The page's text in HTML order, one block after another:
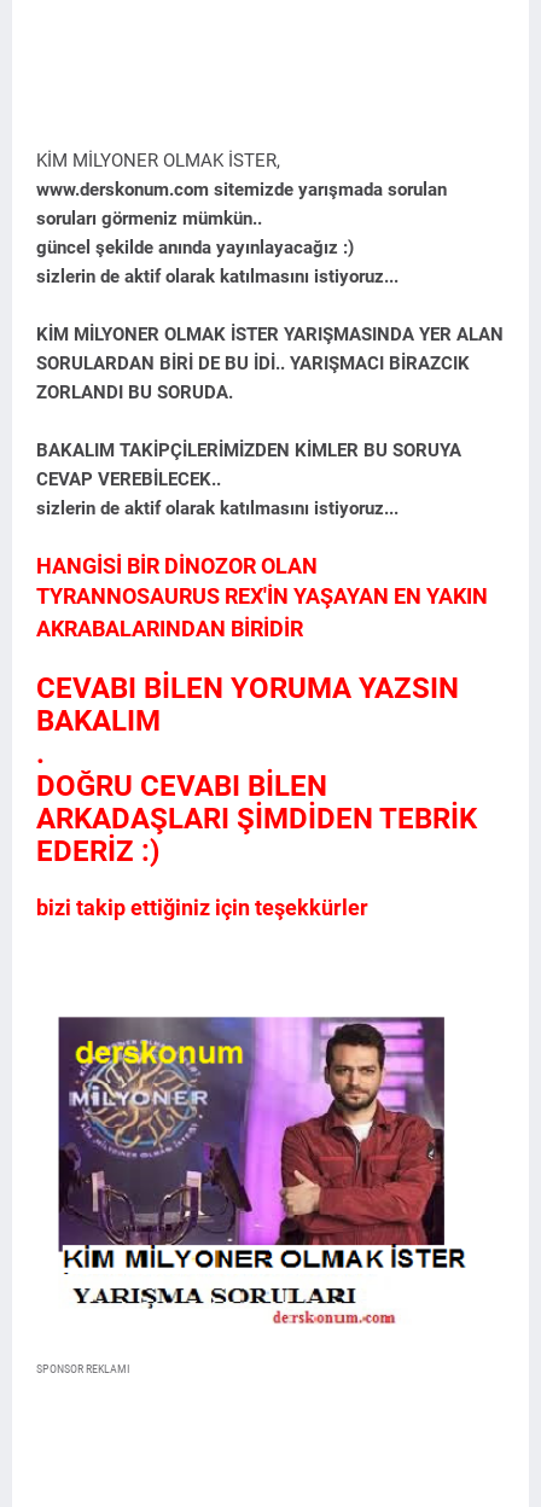
KİM MİLYONER OLMAK İSTER,
www.derskonum.com sitemizde yarışmada sorulan
soruları görmeniz mümkün..
güncel şekilde anında yayınlayacağız :)
sizlerin de aktif olarak katılmasını istiyoruz...
KİM MİLYONER OLMAK İSTER YARIŞMASINDA YER ALAN
SORULARDAN BİRİ DE BU İDİ.. YARIŞMACI BİRAZCIK
ZORLANDI BU SORUDA.
BAKALIM TAKİPÇİLERİMİZDEN KİMLER BU SORUYA
CEVAP VEREBİLECEK..
sizlerin de aktif olarak katılmasını istiyoruz...
HANGİSİ BİR DİNOZOR OLAN
TYRANNOSAURUS REX'İN YAŞAYAN EN YAKIN
AKRABALARINDAN BİRİDİR
CEVABI BİLEN YORUMA YAZSIN
BAKALIM
.
DOĞRU CEVABI BİLEN
ARKADAŞLARI ŞİMDİDEN TEBRİK
EDERİZ :)
bizi takip ettiğiniz için teşekkürler
SPONSOR REKLAMI